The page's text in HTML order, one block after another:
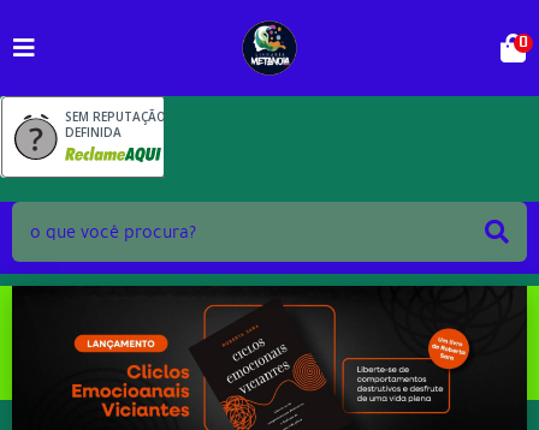
SEM REPUTAÇÃO
DEFINIDA
0